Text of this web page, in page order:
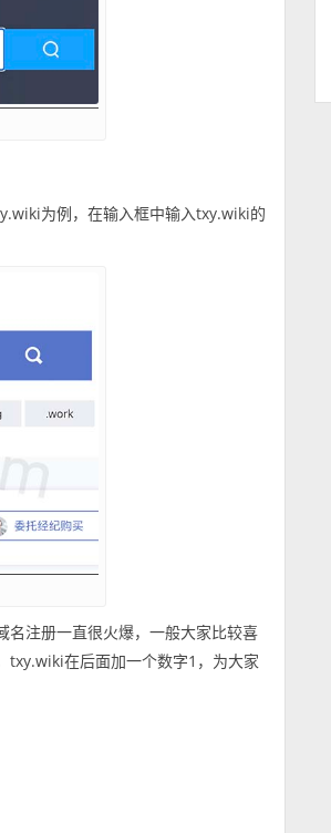
为例，在输入框中输入txy.wiki的
注册一直很火爆，一般大家比较喜
txy.wiki在后面加一个数字1，为大家